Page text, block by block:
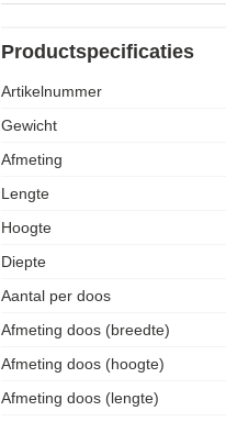
Productspecificaties
Artikelnummer
Gewicht
Afmeting
Lengte
Hoogte
Diepte
Aantal per doos
Afmeting doos (breedte)
Afmeting doos (hoogte)
Afmeting doos (lengte)